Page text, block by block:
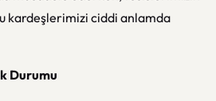
kardeşlerimizi ciddi anlamda
Durumu